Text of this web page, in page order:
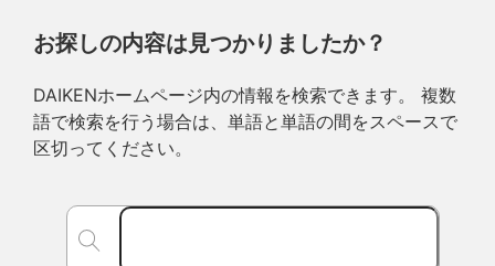
お探しの内容は見つかりましたか？
DAIKENホームページ内の情報を検索できます。 複数
語で検索を行う場合は、単語と単語の間をスペースで
区切ってください。